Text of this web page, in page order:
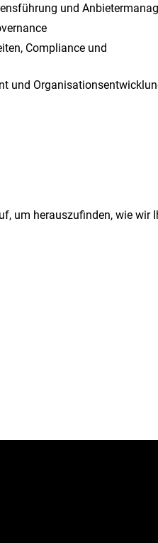
und
Compliance und
und
um herauszufinden, wie wir